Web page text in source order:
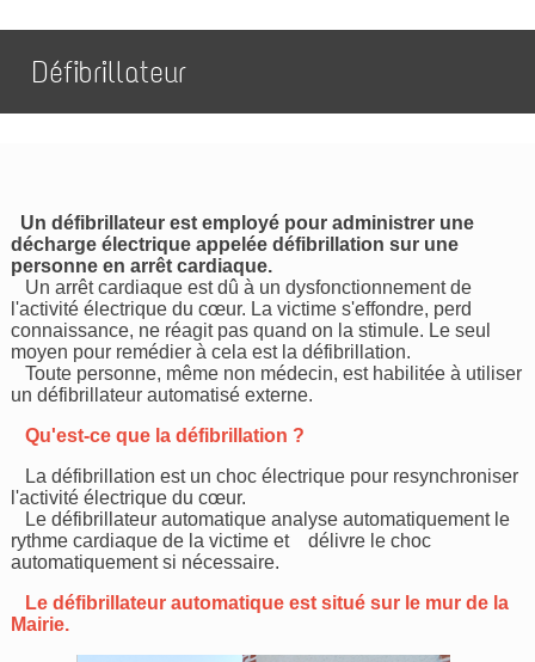
Défibrillateur
Un défibrillateur est employé pour administrer une
décharge électrique appelée défibrillation sur une
personne en arrêt cardiaque.
Un arrêt cardiaque est dû à un dysfonctionnement de
l'activité électrique du cœur. La victime s'effondre, perd
connaissance, ne réagit pas quand on la stimule. Le seul
moyen pour remédier à cela est la défibrillation.
Toute personne, même non médecin, est habilitée à utiliser
un défibrillateur automatisé externe.
Qu'est-ce que la défibrillation ?
La défibrillation est un choc électrique pour resynchroniser
l'activité électrique du cœur.
Le défibrillateur automatique analyse automatiquement le
rythme cardiaque de la victime et délivre le choc
automatiquement si nécessaire.
Le défibrillateur automatique est situé sur le mur de la
Mairie.